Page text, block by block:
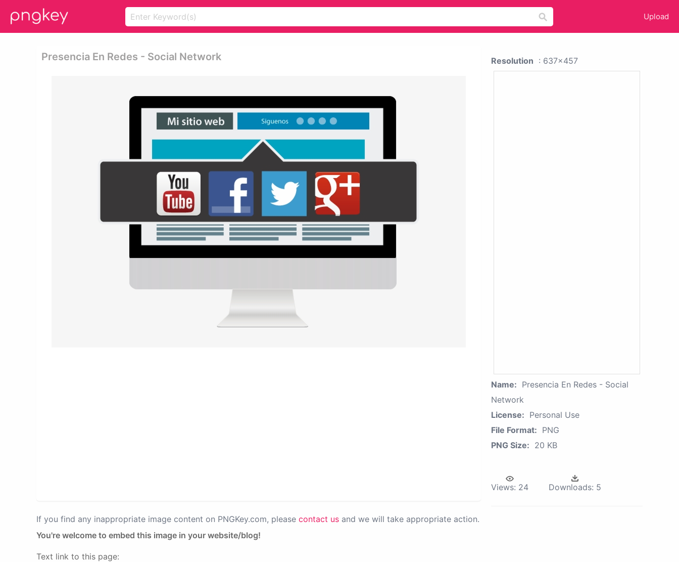
Upload
Presencia En Redes - Social Network
If you find any inappropriate image content on PNGKey.com, please contact us and we will take appropriate action.
You're welcome to embed this image in your website/blog!
Text link to this page:
Resolution : 637x457
Name: Presencia En Redes - Social
Network
License: Personal Use
File Format: PNG
PNG Size: 20 KB
Views: 24 Downloads: 5